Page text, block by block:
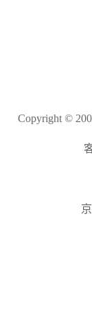
Copyright ©